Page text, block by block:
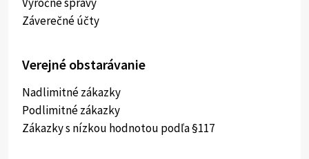
Záverečné účty
Verejné obstarávanie
Nadlimitné zákazky
Podlimitné zákazky
Zákazky s nízkou hodnotou podľa §117